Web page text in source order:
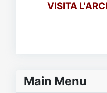
Main Menu
VISITA